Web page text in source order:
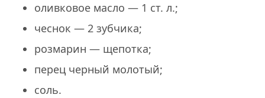
оливковое масло — 1 ст. л.;
чеснок — 2 зубчика;
розмарин — щепотка;
перец черный молотый;
соль.